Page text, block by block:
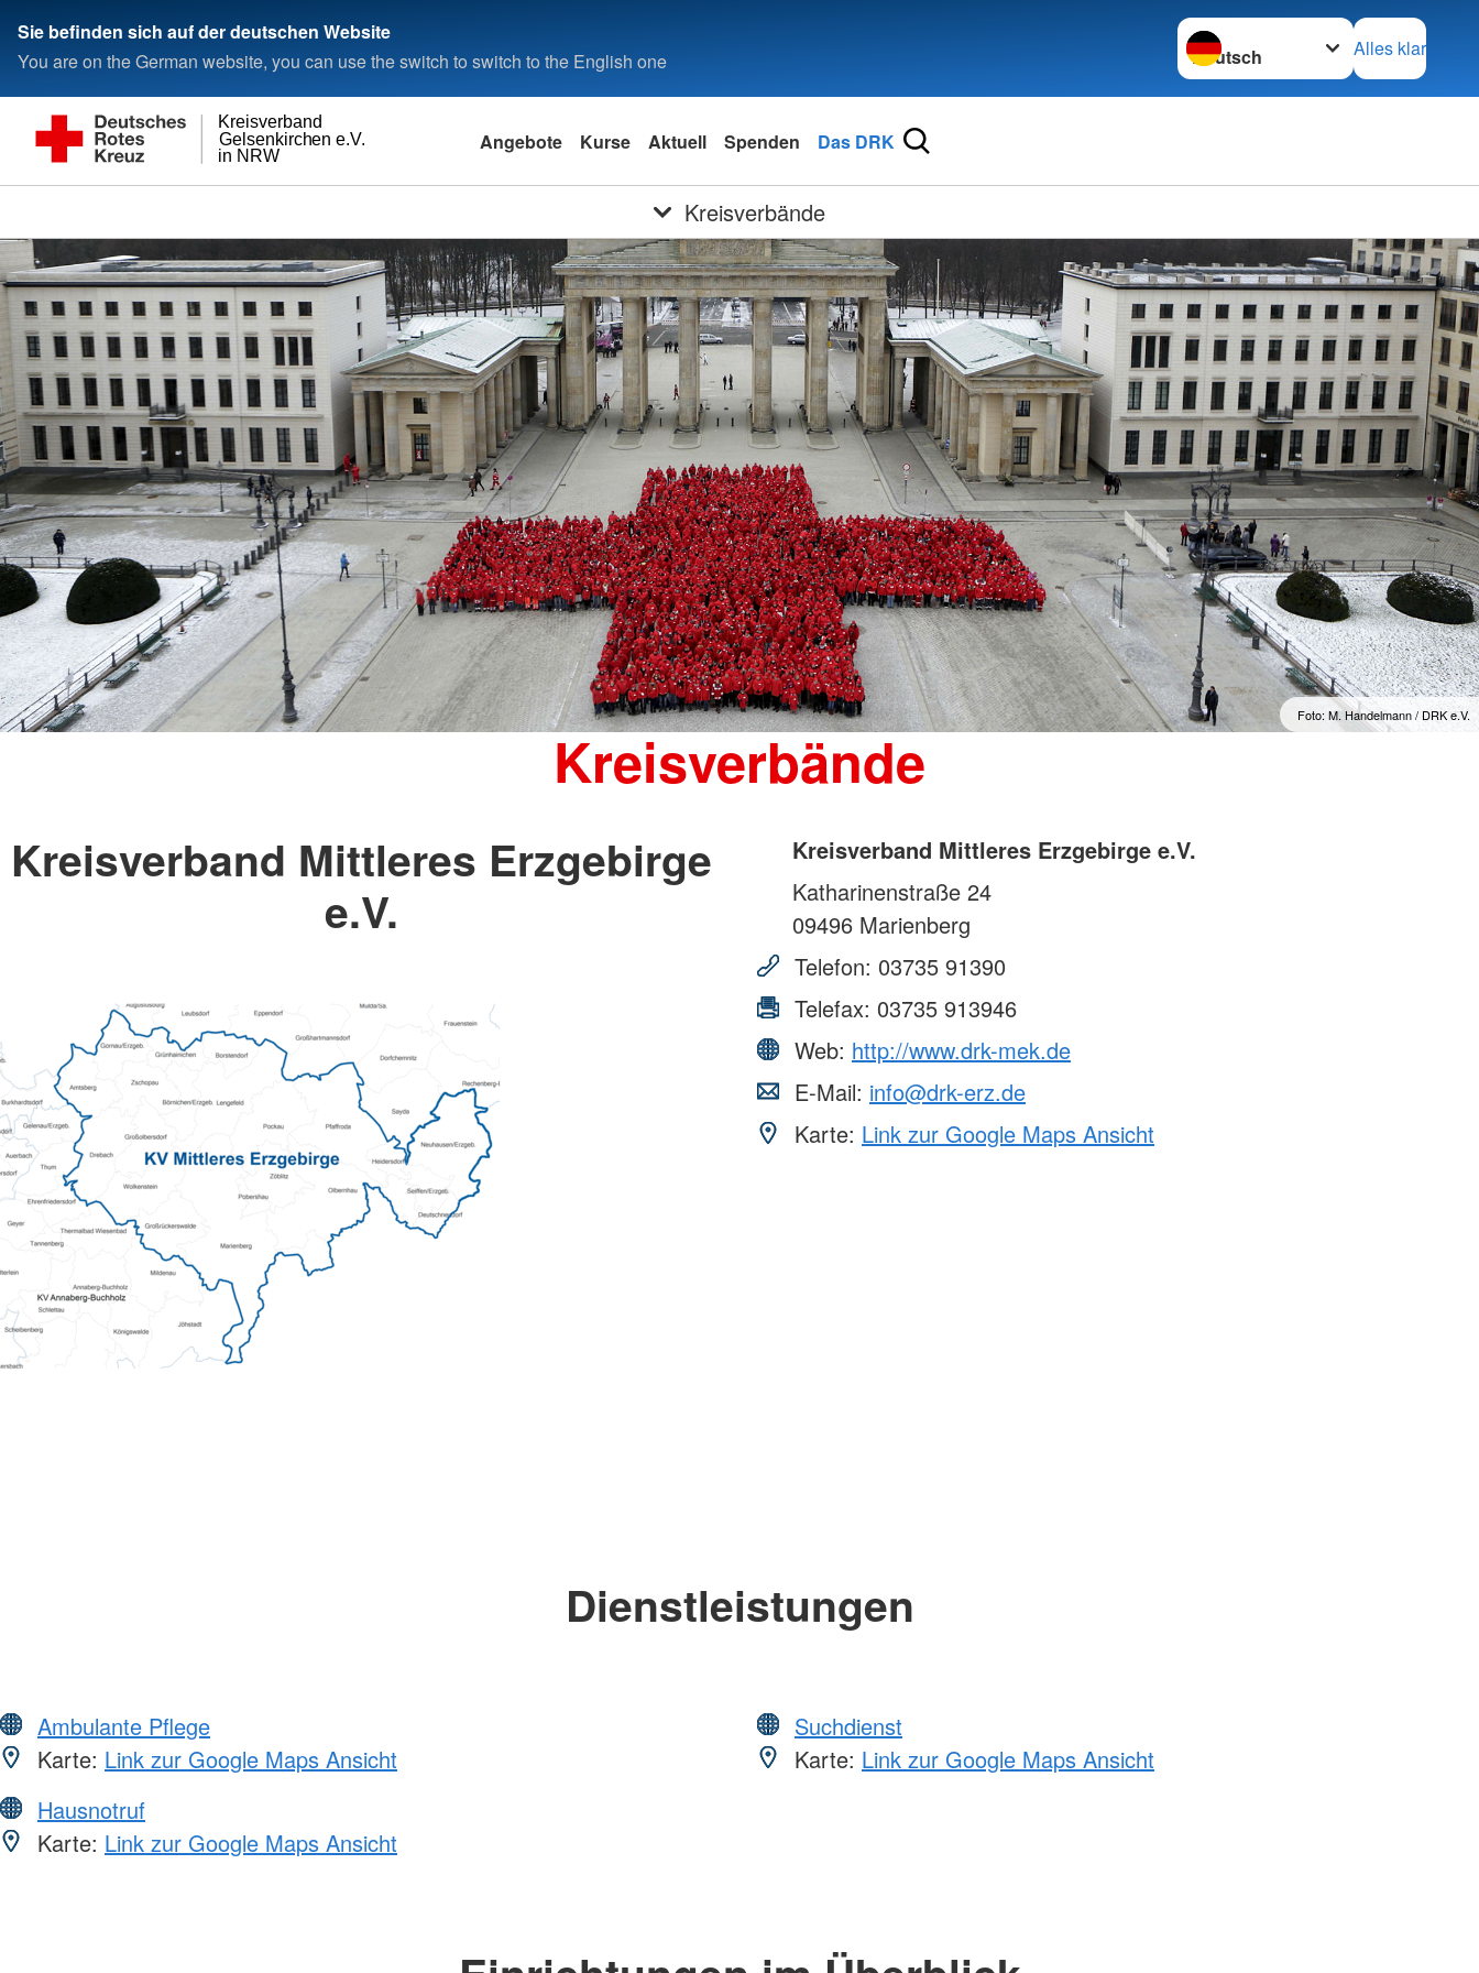
Sie befinden sich auf der deutschen Website
You are on the German website, you can use the switch to switch to the English one
Sprache wechseln zu
Alles klar
in NRW
Gelsenkirchen e.V.
Kreisverband
Angebote Kurse Aktuell Spenden Das DRK
Kreisverbände
Foto: M. Handelmann / DRK e.V.
Kreisverbände
Kreisverband Mittleres Erzgebirge
e.V.
Kreisverband Mittleres Erzgebirge e.V.
Katharinenstraße 24
09496 Marienberg
Telefon: 03735 91390
Telefax: 03735 913946
Web: http://www.drk-mek.de
E-Mail: info@drk-erz.de
Karte: Link zur Google Maps Ansicht
Dienstleistungen
Ambulante Pflege
Karte: Link zur Google Maps Ansicht
Hausnotruf
Karte: Link zur Google Maps Ansicht
Suchdienst
Karte: Link zur Google Maps Ansicht